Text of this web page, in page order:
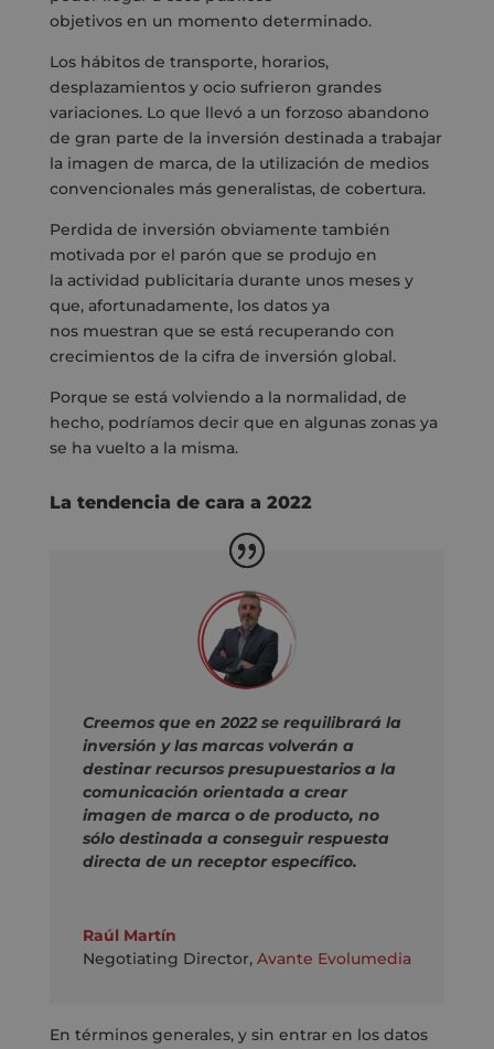
objetivosen un momento determinado.
Los hábitos de transporte, horarios,
desplazamientos y ocio sufrieron grandes
variaciones. Lo que llevó a un forzoso abandono
de gran parte de la inversión destinada a trabajar
la imagen de marca, de la utilización de medios
convencionales más generalistas, de cobertura.
Perdida de inversión obviamente también
motivada por el parón que se produjo en
la actividad publicitaria durante unos meses y
que, afortunadamente,los datos ya
nos muestran que se está recuperando con
crecimientos de la cifra de inversión global.
Porque se está volviendo a la normalidad, de
hecho, podríamos decir que en algunas zonas ya
se ha vuelto a la misma.
La tendencia de cara a 2022
Creemos que en 2022 se requilibrará la
inversión y las marcas volverán a
destinar recursos presupuestarios a la
comunicación orientada a crear
imagen de marca o de producto, no
sólo destinada a conseguir respuesta
directa de un receptor específico.
Raúl Martín
Negotiating Director, Avante Evolumedia
En términos generales, y sin entrar en los datos